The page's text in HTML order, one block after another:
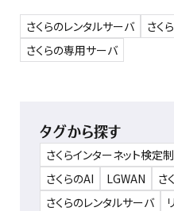
さくらのレンタルサーバ さく
さくらの専用サーバ
タグから探す
さくらインターネット検定
さくらのAI
LGWAN
さ
さくらのレンタルサーバ